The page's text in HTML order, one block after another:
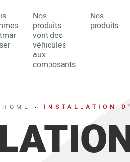
Nos
produits
vont des
véhicules
aux
composants
Nos
produits
HOME - INSTALLATION